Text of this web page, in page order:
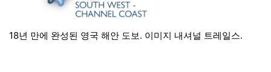
18년 만에 완성된 영국 해안 도보. 이미지 내셔널 트레일스.